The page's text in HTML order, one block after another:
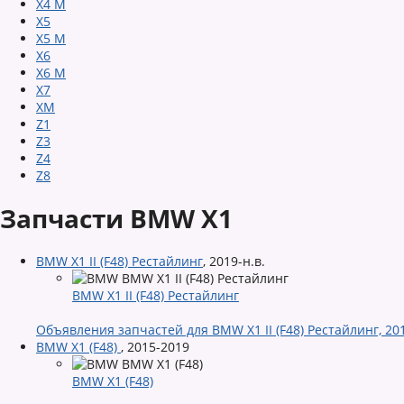
X4 M
X5
X5 M
X6
X6 M
X7
XM
Z1
Z3
Z4
Z8
Запчасти BMW X1
BMW X1 II (F48) Рестайлинг, 2019-н.в.
BMW X1 II (F48) Рестайлинг
Объявления запчастей для BMW X1 II (F48) Рестайлинг,
BMW X1 (F48) , 2015-2019
BMW X1 (F48)